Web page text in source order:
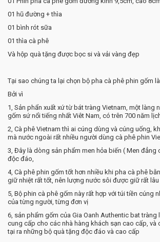
01 hũ đường + thìa
01 bình rót sữa
01 thìa cà phê
Và hộp quà tặng được bọc si và vải vàng đẹp
Tại sao chúng ta lại chọn bộ pha cà phê phin gốm
Bởi vì
1, Sản phẩn xuất xứ từ bát tràng Vietnam, một làng
gốm sứ nổi tiếng nhất Viêt Nam, có trên 700 năm
2, Cà phê Vietnam thì ai cúng dùng và cúng uống,
mà nước ngoài rất nhiều người dùng cà phê phin
3, Đây là dòng sản phẩm men hỏa biến ( Men đẳng
độc đáo,
4, Cà phê phin gốm tốt hơn nhiều khi pha cà phê
giữ nhiệt rất tốt, nên lượng nước sôi được giữ rất lâu
5, Bộ phin cà phê gốm này rất hợp với túi tiền cúng
của từng người, từng đơn vị
6, sản phẩm gốm của Gia Oanh Authentic bat tràng
cung cấp cho các nhà hàng khách sạn cao cấp, và
tại ra những bộ quà tặng độc đáo và cao cấp